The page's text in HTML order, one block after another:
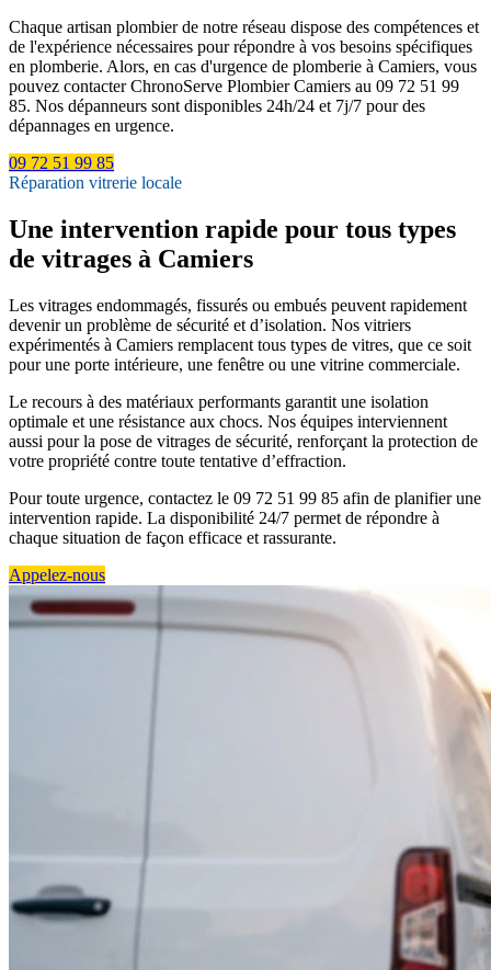
Chaque artisan plombier de notre réseau dispose des compétences et
de l'expérience nécessaires pour répondre à vos besoins spécifiques
en plomberie. Alors, en cas d'urgence de plomberie à Camiers, vous
pouvez contacter ChronoServe Plombier Camiers au 09 72 51 99
85. Nos dépanneurs sont disponibles 24h/24 et 7j/7 pour des
dépannages en urgence.
09 72 51 99 85
Réparation vitrerie locale
Une intervention rapide pour tous types
de vitrages à Camiers
Les vitrages endommagés, fissurés ou embués peuvent rapidement
devenir un problème de sécurité et d’isolation. Nos vitriers
expérimentés à Camiers remplacent tous types de vitres, que ce soit
pour une porte intérieure, une fenêtre ou une vitrine commerciale.
Le recours à des matériaux performants garantit une isolation
optimale et une résistance aux chocs. Nos équipes interviennent
aussi pour la pose de vitrages de sécurité, renforçant la protection de
votre propriété contre toute tentative d’effraction.
Pour toute urgence, contactez le 09 72 51 99 85 afin de planifier une
intervention rapide. La disponibilité 24/7 permet de répondre à
chaque situation de façon efficace et rassurante.
Appelez-nous